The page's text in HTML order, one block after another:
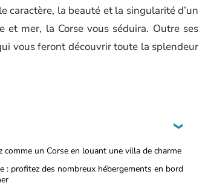
caractère, la beauté et la singularité d’un
et mer, la Corse vous séduira. Outre ses
vous feront découvrir toute la splendeur
comme un Corse en louant une villa de charme
: profitez des nombreux hébergements en bord